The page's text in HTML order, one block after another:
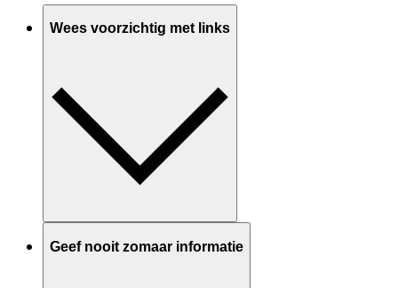
Wees voorzichtig met links
Geef nooit zomaar informatie